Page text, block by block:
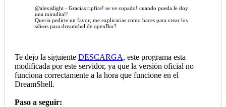
@alexislight - Gracias ripfire! se ve copado! cuando pueda le doy
una miradita!!
Queria pedirte un favor, me explicarias como haces para crear los
sdisos para dreamshel de openBor?
Te dejo la siguiente DESCARGA, este programa esta
modificada por este servidor, ya que la versión oficial no
funciona correctamente a la hora que funcione en el
DreamShell.
Paso a seguir: